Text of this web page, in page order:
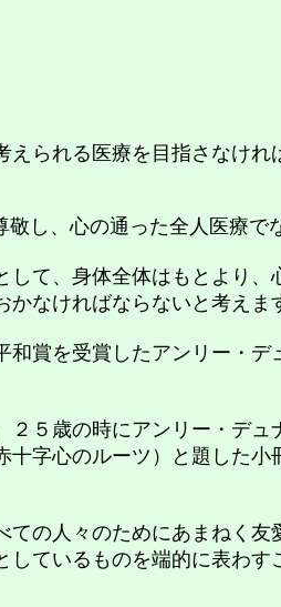
られる医療を目 指さなけれ
し、心の通った全人医療で
て、身体全体はもとより
なければならないと考えま
和賞を受賞したアンリー・デ
５歳の時にアンリー・デュ
字心のルーツ）と題した
の人々のためにあまねく友
ているものを端的に表わ